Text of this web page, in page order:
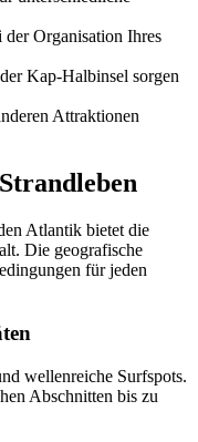
der Organisation Ihres
Kap-Halbinsel sorgen
Attraktionen
Atlantik bietet die
Die geografische
für jeden
wellenreiche Surfspots.
Abschnitten bis zu